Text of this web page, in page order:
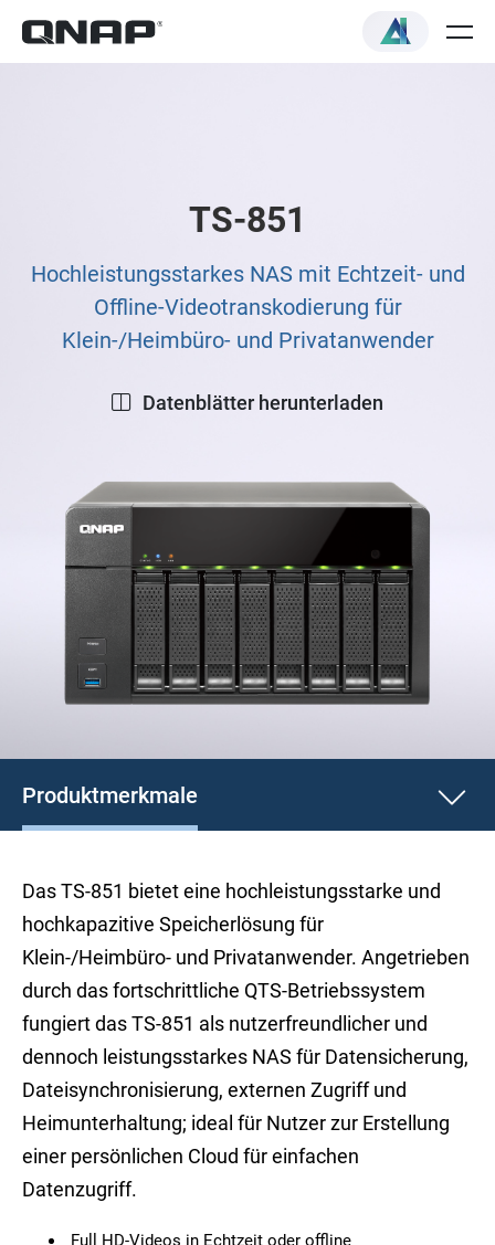
TS-851
Hochleistungsstarkes NAS mit Echtzeit- und
Offline-Videotranskodierung für
Klein-/Heimbüro- und Privatanwender
Datenblätter herunterladen
Produktmerkmale
Das TS-851 bietet eine hochleistungsstarke und
hochkapazitive Speicherlösung für
Klein-/Heimbüro- und Privatanwender. Angetrieben
durch das fortschrittliche QTS-Betriebssystem
fungiert das TS-851 als nutzerfreundlicher und
dennoch leistungsstarkes NAS für Datensicherung,
Dateisynchronisierung, externen Zugriff und
Heimunterhaltung; ideal für Nutzer zur Erstellung
einer persönlichen Cloud für einfachen
Datenzugriff.
Full HD-Videos in Echtzeit oder offline